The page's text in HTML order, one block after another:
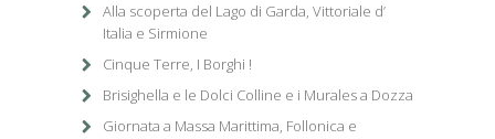
Alla scoperta del Lago di Garda, Vittoriale d’
Italia e Sirmione
Cinque Terre, I Borghi !
Brisighella e le Dolci Colline e i Murales a Dozza
Giornata a Massa Marittima, Follonica e